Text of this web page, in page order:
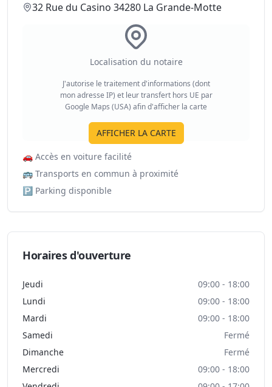
32 Rue du Casino 34280 La Grande-Motte
Localisation du notaire
J'autorise le traitement d'informations (dont
mon adresse IP) et leur transfert hors UE par
Google Maps (USA) afin d'afficher la carte
AFFICHER LA CARTE
🚗 Accès en voiture facilité
🚌 Transports en commun à proximité
🅿️ Parking disponible
Horaires d'ouverture
Jeudi
09:00 - 18:00
Lundi
09:00 - 18:00
Mardi
09:00 - 18:00
Samedi
Fermé
Dimanche
Fermé
Mercredi
09:00 - 18:00